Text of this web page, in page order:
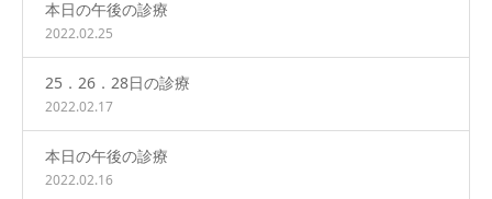
本日の午後の診療
2022.02.25
25．26．28日の診療
2022.02.17
本日の午後の診療
2022.02.16